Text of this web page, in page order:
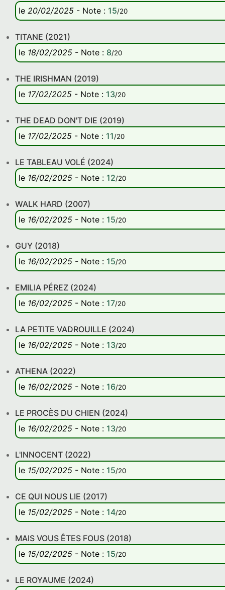
le 20/02/2025 - Note : 15/20
TITANE (2021)
le 18/02/2025 - Note : 8/20
THE IRISHMAN (2019)
le 17/02/2025 - Note : 13/20
THE DEAD DON'T DIE (2019)
le 17/02/2025 - Note : 11/20
LE TABLEAU VOLÉ (2024)
le 16/02/2025 - Note : 12/20
WALK HARD (2007)
le 16/02/2025 - Note : 15/20
GUY (2018)
le 16/02/2025 - Note : 15/20
EMILIA PÉREZ (2024)
le 16/02/2025 - Note : 17/20
LA PETITE VADROUILLE (2024)
le 16/02/2025 - Note : 13/20
ATHENA (2022)
le 16/02/2025 - Note : 16/20
LE PROCÈS DU CHIEN (2024)
le 16/02/2025 - Note : 13/20
L'INNOCENT (2022)
le 15/02/2025 - Note : 15/20
CE QUI NOUS LIE (2017)
le 15/02/2025 - Note : 14/20
MAIS VOUS ÊTES FOUS (2018)
le 15/02/2025 - Note : 15/20
LE ROYAUME (2024)